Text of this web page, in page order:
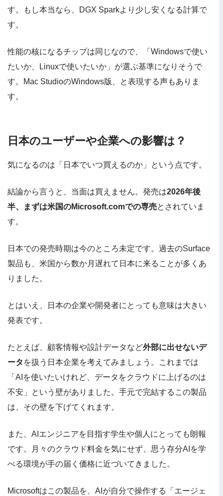
す。もし本当なら、DGX Sparkより少し安くなる計算で
す。
性能の核になるチップは同じなので、「Windowsで使い
たいか、Linuxで使いたいか」が選ぶ基準になりそうで
す。Mac StudioのWindows版、と表現する声もありま
す。
日本のユーザーや企業への影響は？
気になるのは「日本でいつ買えるのか」という点です。
結論から言うと、当面は買えません。発売は2026年後
半、まずは米国のMicrosoft.comでの専売とされていま
す。
日本での発売時期は今のところ未定です。過去のSurface
製品も、米国から数か月遅れて日本に来ることが多くあ
りました。
とはいえ、日本の企業や開発者にとっても意味は大きい
発表です。
たとえば、顧客情報や設計データなど外部に出せないデ
ータ を扱う日本企業を考えてみましょう。これまでは
「AIを使いたいけれど、データをクラウドに上げるのは
不安」という壁がありました。手元で完結するこの製品
は、その壁を下げてくれます。
また、AIエンジニアを目指す学生や個人にとっても朗報
です。月々のクラウド料金を気にせず、思う存分AIを学
べる環境が手の届く価格に近づいてきました。
Microsoftはこの製品を、AIが自分で操作する「エージェ